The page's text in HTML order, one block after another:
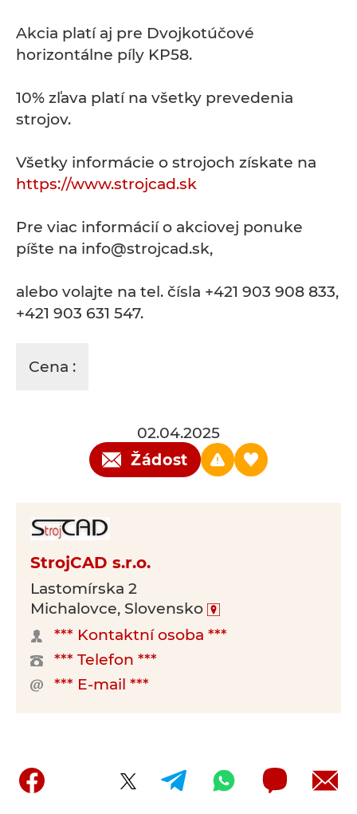
Akcia platí aj pre Dvojkotúčové
horizontálne píly KP58.
10% zľava platí na všetky prevedenia
strojov.
Všetky informácie o strojoch získate na
https://www.strojcad.sk
Pre viac informácií o akciovej ponuke
píšte na info@strojcad.sk,
alebo volajte na tel. čísla +421 903 908 833,
+421 903 631 547.
Cena :
02.04.2025
Žádost
StrojCAD s.r.o.
Lastomírska 2
Michalovce, Slovensko
*** Kontaktní osoba ***
*** Telefon ***
*** E-mail ***